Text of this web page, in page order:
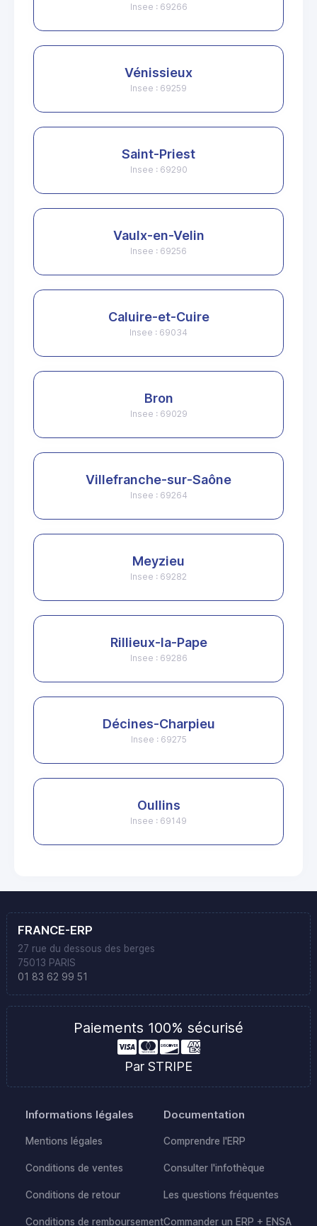
Insee : 69266
Vénissieux
Insee : 69259
Saint-Priest
Insee : 69290
Vaulx-en-Velin
Insee : 69256
Caluire-et-Cuire
Insee : 69034
Bron
Insee : 69029
Villefranche-sur-Saône
Insee : 69264
Meyzieu
Insee : 69282
Rillieux-la-Pape
Insee : 69286
Décines-Charpieu
Insee : 69275
Oullins
Insee : 69149
FRANCE-ERP
27 rue du dessous des berges
75013 PARIS
01 83 62 99 51
Paiements 100% sécurisé
Par STRIPE
Informations légales
Mentions légales
Conditions de ventes
Conditions de retour
Conditions de remboursement
Documentation
Comprendre l'ERP
Consulter l'infothèque
Les questions fréquentes
Commander un ERP + ENSA